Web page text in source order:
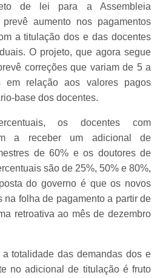
de lei para a Assembleia
aumento nos pagamentos
a titulação dos e das docentes
O projeto, que agora segue
correções que variam de 5 a
em relação aos valores pagos
base dos docentes.
os docentes com
a receber um adicional de
de 60% e os doutores de
são de 25%, 50% e 80%,
do governo é que os novos
na folha de pagamento a partir de
retroativa ao mês de dezembro
totalidade das demandas dos e
no adicional de titulação é fruto